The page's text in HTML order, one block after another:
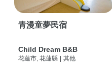
青漫童夢民宿
Child Dream B&B
花蓮市, 花蓮縣 其他